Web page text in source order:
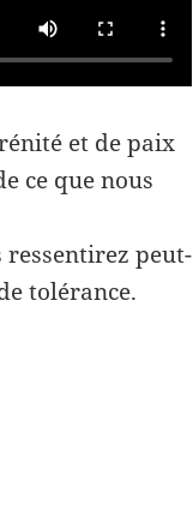
et de paix
ce que nous
ressentirez peut-
tolérance.